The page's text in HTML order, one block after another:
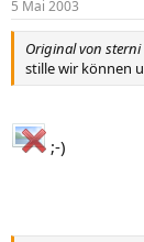
5 Mai 2003
Original von sterni
stille wir können
;-)